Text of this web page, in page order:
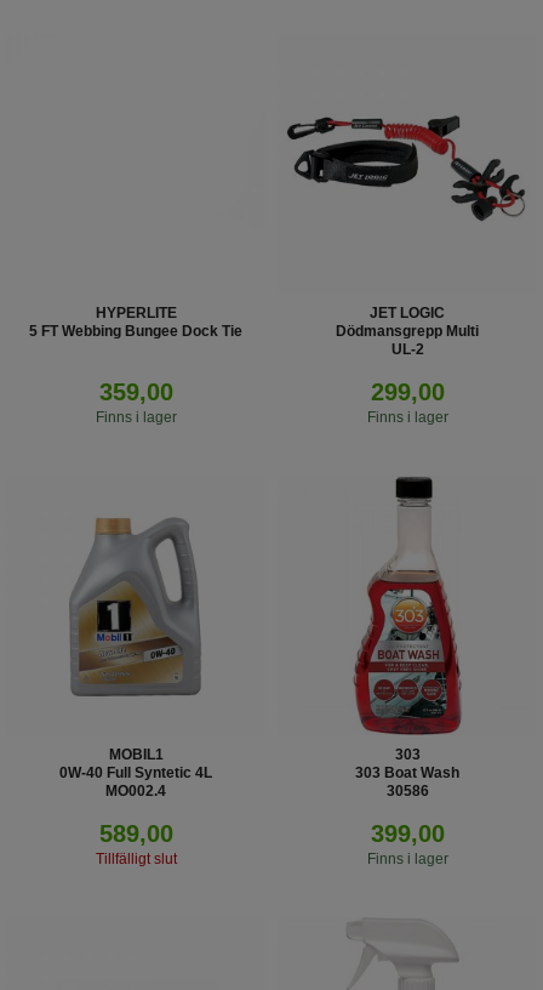
HYPERLITE
5 FT Webbing Bungee Dock Tie
359,00
Finns i lager
JET LOGIC
Dödmansgrepp Multi
UL-2
299,00
Finns i lager
MOBIL1
0W-40 Full Syntetic 4L
MO002.4
589,00
Tillfälligt slut
303
303 Boat Wash
30586
399,00
Finns i lager